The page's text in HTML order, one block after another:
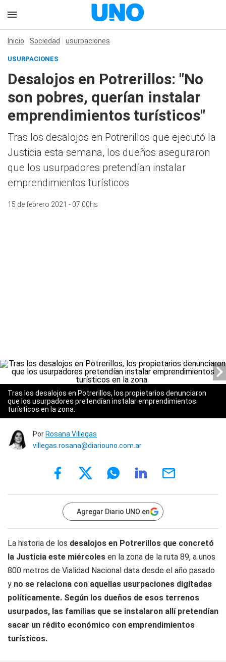
Inicio Sociedad usurpaciones
USURPACIONES
Desalojos en Potrerillos: "No
son pobres, querían instalar
emprendimientos turísticos"
Tras los desalojos en Potrerillos que ejecutó la
Justicia esta semana, los dueños aseguraron
que los usurpadores pretendían instalar
emprendimientos turísticos
15 de febrero 2021 - 07:00hs
Tras los desalojos en Potrerillos, los propietarios denunciaron
que los usurpadores pretendían instalar emprendimientos
turísticos en la zona.
Por Rosana Villegas
villegas.rosana@diariouno.com.ar
Agregar Diario UNO en
La historia de los desalojos en Potrerillos que concretó
la Justicia este miércoles en la zona de la ruta 89, a unos
800 metros de Vialidad Nacional data desde el año pasado
y no se relaciona con aquellas usurpaciones digitadas
políticamente. Según los dueños de esos terrenos
usurpados, las familias que se instalaron allí pretendían
sacar un rédito económico con emprendimientos
turísticos.